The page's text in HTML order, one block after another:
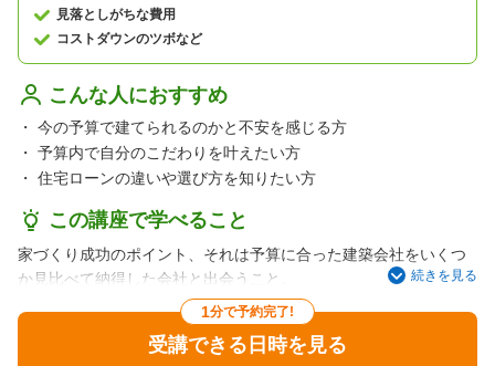
見落としがちな費用
コストダウンのツボなど
こんな人におすすめ
・ 今の予算で建てられるのかと不安を感じる方
・ 予算内で自分のこだわりを叶えたい方
・ 住宅ローンの違いや選び方を知りたい方
この講座で学べること
家づくり成功のポイント、それは予算に合った建築会社をいくつ
か見比べて納得した会社と出会うこと。
でも実際は、家の大きさやこだわりによって建物にかかる費用は
さまざまだし、「高い」「安い」の基準なんてわからない！
そんな人のために、建物価格の相場から、見落としがちな費用ま
続きを見る
1分で予約完了!
受講できる日時を見る